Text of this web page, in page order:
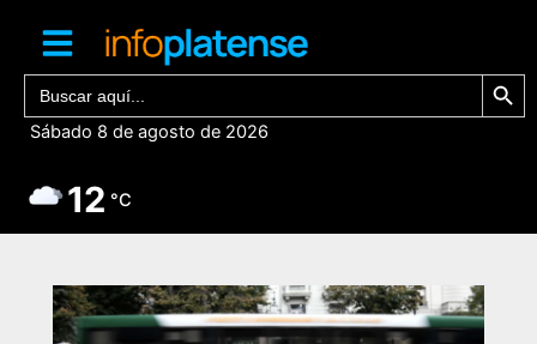
contenido
Buscar: Botón de
Sábado 8 de agosto de 2026
12 °C